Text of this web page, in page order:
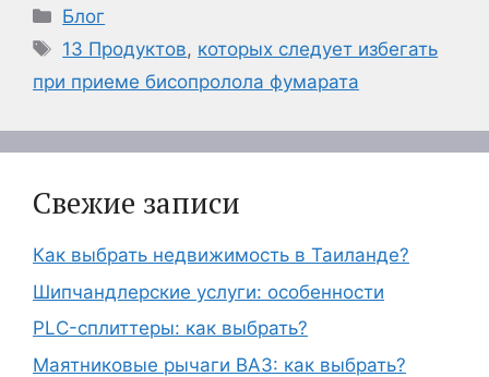
Рубрики
Блог
Метки
13 Продуктов, которых следует избегать
при приеме бисопролола фумарата
Свежие записи
Как выбрать недвижимость в Таиланде?
Шипчандлерские услуги: особенности
PLC-сплиттеры: как выбрать?
Маятниковые рычаги ВАЗ: как выбрать?